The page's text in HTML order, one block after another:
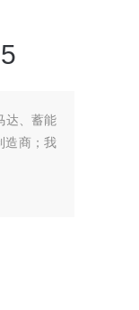
达、蓄能
造商；我